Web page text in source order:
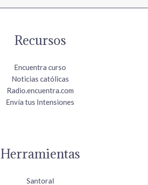
Recursos
Encuentra curso
Noticias católicas
Radio.encuentra.com
Envía tus Intensiones
Herramientas
Santoral